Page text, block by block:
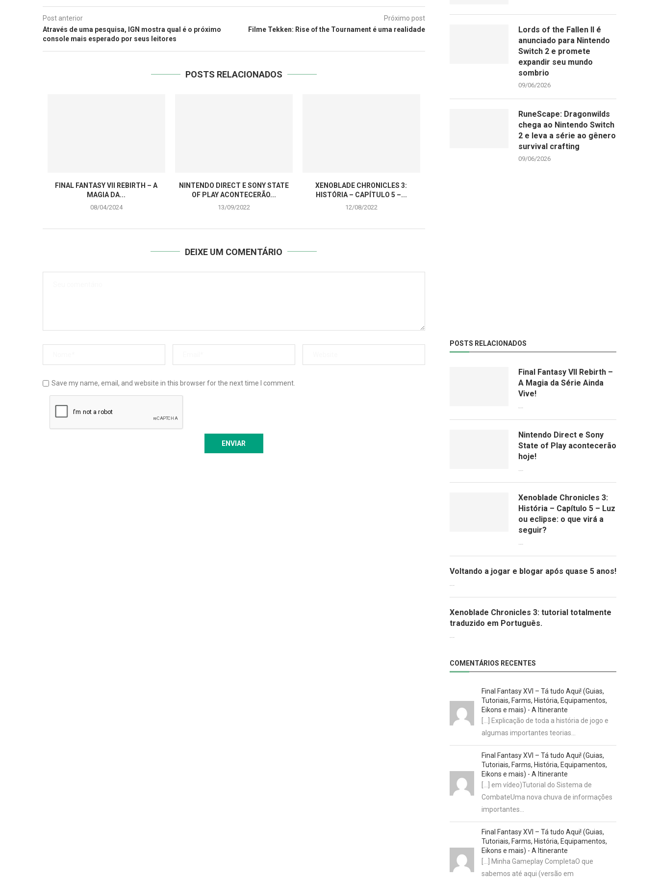
Post anterior
Através de uma pesquisa, IGN mostra qual é o próximo
console mais esperado por seus leitores
Próximo post
Filme Tekken: Rise of the Tournament é uma realidade
POSTS RELACIONADOS
FINAL FANTASY VII REBIRTH – A
MAGIA DA...
08/04/2024
NINTENDO DIRECT E SONY STATE
OF PLAY ACONTECERÃO...
13/09/2022
XENOBLADE CHRONICLES 3:
HISTÓRIA – CAPÍTULO 5 –...
12/08/2022
DEIXE UM COMENTÁRIO
Save my name, email, and website in this browser for the next time I comment.
Lords of the Fallen II é
anunciado para Nintendo
Switch 2 e promete
expandir seu mundo
sombrio
09/06/2026
RuneScape: Dragonwilds
chega ao Nintendo Switch
2 e leva a série ao gênero
survival crafting
09/06/2026
POSTS RELACIONADOS
Final Fantasy VII Rebirth –
A Magia da Série Ainda
Vive!
Nintendo Direct e Sony
State of Play acontecerão
hoje!
Xenoblade Chronicles 3:
História – Capítulo 5 – Luz
ou eclipse: o que virá a
seguir?
Voltando a jogar e blogar após quase 5 anos!
Xenoblade Chronicles 3: tutorial totalmente
traduzido em Português.
COMENTÁRIOS RECENTES
Final Fantasy XVI – Tá tudo Aqui! (Guias,
Tutoriais, Farms, História, Equipamentos,
Eikons e mais) - A Itinerante
[…] Explicação de toda a história de jogo e
algumas importantes teorias…
Final Fantasy XVI – Tá tudo Aqui! (Guias,
Tutoriais, Farms, História, Equipamentos,
Eikons e mais) - A Itinerante
[…] em vídeo)Tutorial do Sistema de
CombateUma nova chuva de informações
importantes…
Final Fantasy XVI – Tá tudo Aqui! (Guias,
Tutoriais, Farms, História, Equipamentos,
Eikons e mais) - A Itinerante
[…] Minha Gameplay CompletaO que
sabemos até aqui (versão em